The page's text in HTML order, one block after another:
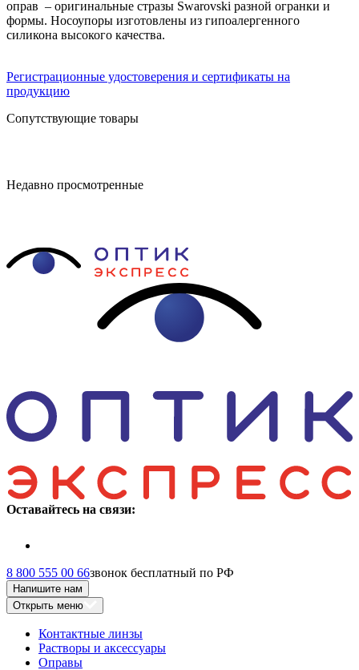
оправ – оригинальные стразы Swarovski разной огранки и
формы. Носоупоры изготовлены из гипоалергенного
силикона высокого качества.
Регистрационные удостоверения и сертификаты на
продукцию
Сопутствующие товары
Недавно просмотренные
Оставайтесь на связи:
8 800 555 00 66звонок бесплатный по РФ
Напишите нам
Открыть меню
Контактные линзы
Растворы и аксессуары
Оправы